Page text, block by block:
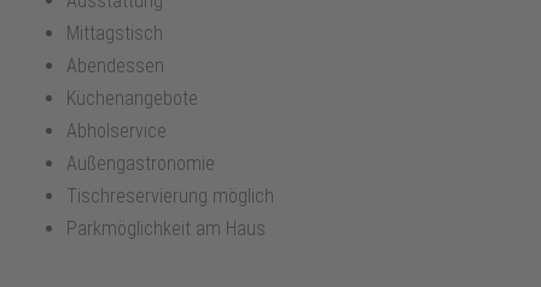
Mittagstisch
Abendessen
Küchenangebote
Abholservice
Außengastronomie
Tischreservierung möglich
Parkmöglichkeit am Haus